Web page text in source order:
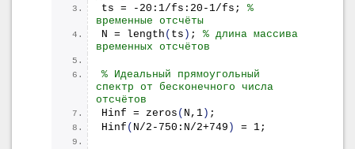
ts = -20:1/fs:20-1/fs; %
временные отсчёты
N = length ( ts ) ; % длина массива
временных отсчётов
% Идеальный прямоугольный
спектр от бесконечного числа
отсчётов
Hinf = zeros ( N,1 ) ;
Hinf ( N/2-750:N/2+749 ) = 1;